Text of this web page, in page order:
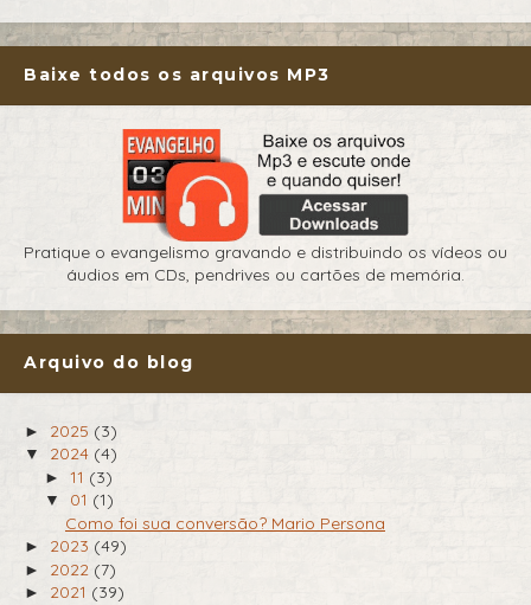
Baixe todos os arquivos MP3
Pratique o evangelismo gravando e distribuindo os vídeos ou
áudios em CDs, pendrives ou cartões de memória.
Arquivo do blog
► 2025 (3)
▼ 2024 (4)
► 11 (3)
▼ 01 (1)
Como foi sua conversão? Mario Persona
► 2023 (49)
► 2022 (7)
► 2021 (39)